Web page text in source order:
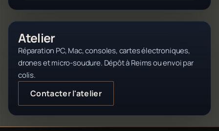
Atelier
Réparation PC, Mac, consoles, cartes électroniques,
drones et micro-soudure. Dépôt à Reims ou envoi par
colis.
Contacter l'atelier